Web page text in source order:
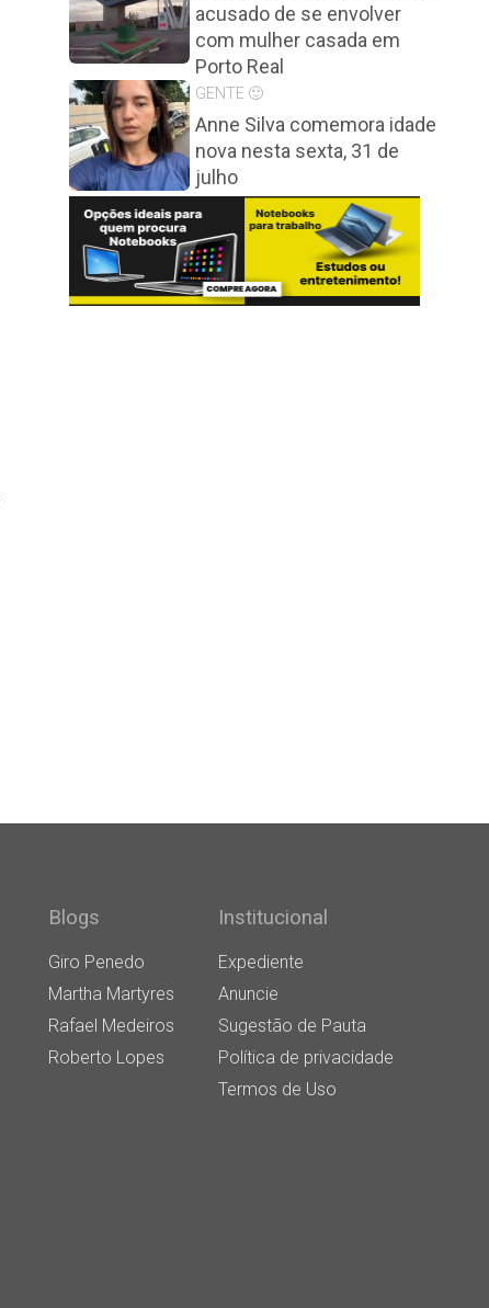
acusado de se envolver
com mulher casada em
Porto Real
GENTE 🙂
Anne Silva comemora idade
nova nesta sexta, 31 de
julho
Blogs
Giro Penedo
Martha Martyres
Rafael Medeiros
Roberto Lopes
Institucional
Expediente
Anuncie
Sugestão de Pauta
Política de privacidade
Termos de Uso